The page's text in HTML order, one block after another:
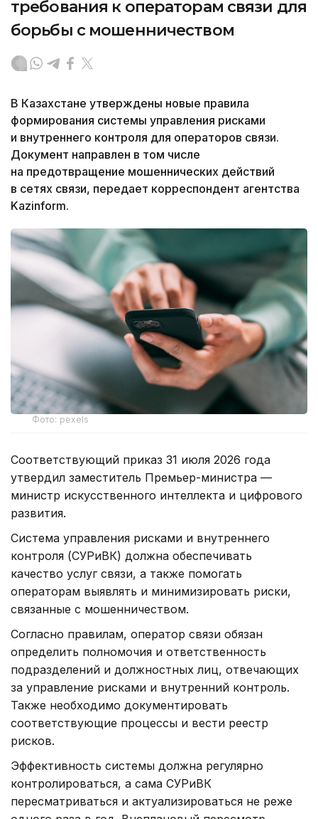
требования к операторам связи для
борьбы с мошенничеством
В Казахстане утверждены новые правила
формирования системы управления рисками
и внутреннего контроля для операторов связи.
Документ направлен в том числе
на предотвращение мошеннических действий
в сетях связи, передает корреспондент агентства
Kazinform.
Фото: pexels
Соответствующий приказ 31 июля 2026 года
утвердил заместитель Премьер-министра —
министр искусственного интеллекта и цифрового
развития.
Система управления рисками и внутреннего
контроля (СУРиВК) должна обеспечивать
качество услуг связи, а также помогать
операторам выявлять и минимизировать риски,
связанные с мошенничеством.
Согласно правилам, оператор связи обязан
определить полномочия и ответственность
подразделений и должностных лиц, отвечающих
за управление рисками и внутренний контроль.
Также необходимо документировать
соответствующие процессы и вести реестр
рисков.
Эффективность системы должна регулярно
контролироваться, а сама СУРиВК
пересматриваться и актуализироваться не реже